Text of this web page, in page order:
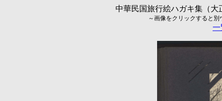
中華民国旅行絵ハガキ集（
～画像をクリックすると
一